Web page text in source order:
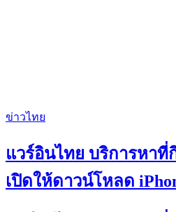
ข่าวไทย
แวร์อินไทย บริการหาที่
เปิดให้ดาวน์โหลด